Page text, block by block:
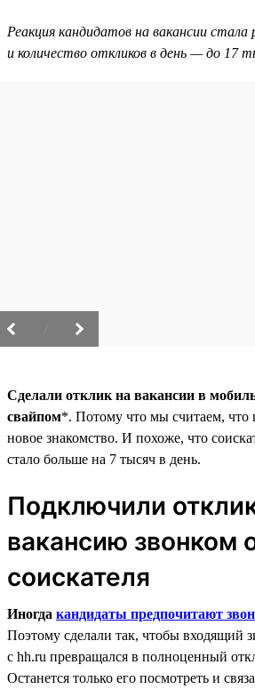
Реакция кандидатов на вакансии стала
и количество откликов в день — до 17
Сделали отклик на вакансии в
свайпом*. Потому что мы считаем,
новое знакомство. И похоже, что
стало больше на 7 тысяч в день.
Подключили
вакансию звонком
соискателя
Иногда кандидаты предпочитают
Поэтому сделали так, чтобы входящий
с hh.ru превращался в полноценный
Останется только его посмотреть и